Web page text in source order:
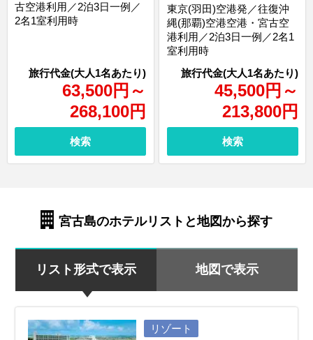
63,500円 ～
268,100円
古空港利用／2泊3日一例／
2名1室利用時
検索
45,500円 ～
213,800円
東京(羽田)空港発／往復沖
縄(那覇)空港空港・宮古空
港利用／2泊3日一例／2名1
室利用時
検索
宮古島のホテルリストと地図から探す
リスト形式で表示 地図で表示
リゾート